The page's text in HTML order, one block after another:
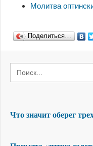
Молитва
Поделиться…
Что значит оберег